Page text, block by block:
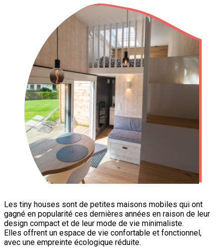
Les tiny houses sont de petites maisons mobiles qui ont
gagné en popularité ces dernières années en raison de leur
design compact et de leur mode de vie minimaliste.
Elles offrent un espace de vie confortable et fonctionnel,
avec une empreinte écologique réduite.